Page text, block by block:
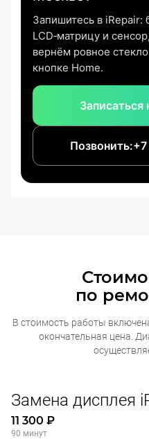
Запишитесь в iRepair:
LCD‑матрицу и
вернём ровное
кнопке Home.
Записаться
Позвонить:
по
В стоимость работы
окончательная цена.
Замена дисплея
11 300 ₽
90 минут